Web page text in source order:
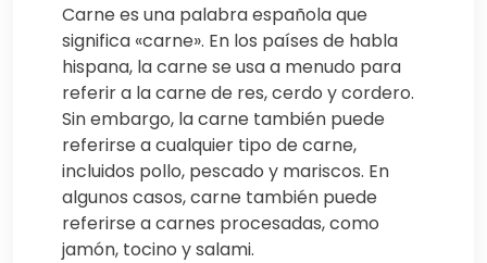
Carne es una palabra española que
significa «carne». En los países de habla
hispana, la carne se usa a menudo para
referir a la carne de res, cerdo y cordero.
Sin embargo, la carne también puede
referirse a cualquier tipo de carne,
incluidos pollo, pescado y mariscos. En
algunos casos, carne también puede
referirse a carnes procesadas, como
jamón, tocino y salami.